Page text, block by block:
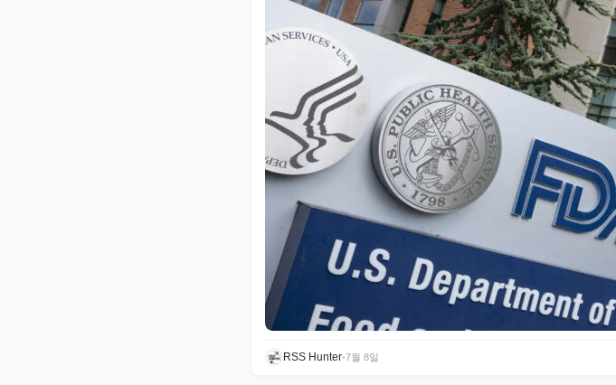
RSS Hunter•7월 8일